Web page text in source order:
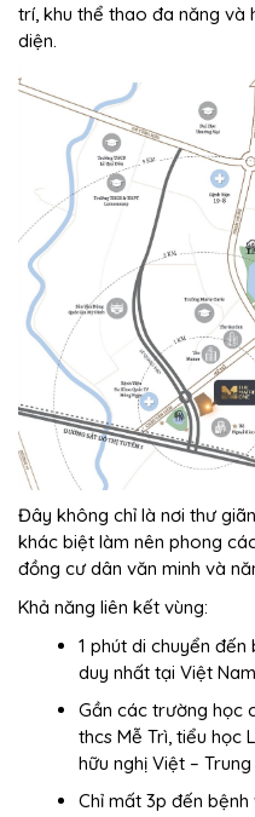
trí, khu thể thao đa năng và
diện.
Đây không chỉ là nơi thư
khác biệt làm nên phong
đồng cư dân văn minh và
Khả năng liên kết vùng:
1 phút di chuyển
duy nhất tại Việt Nam
Gần các trường học
thcs Mễ Trì, tiểu học
hữu nghị Việt – Trung
Chỉ mất 3p đến